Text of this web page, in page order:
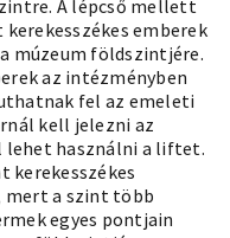
A lépcső mellett
emberek
múzeum földszintjére.
az intézményben
fel az emeleti
kell jelezni az
lehet használni a liftet.
mert a szint több
egyes pontjain